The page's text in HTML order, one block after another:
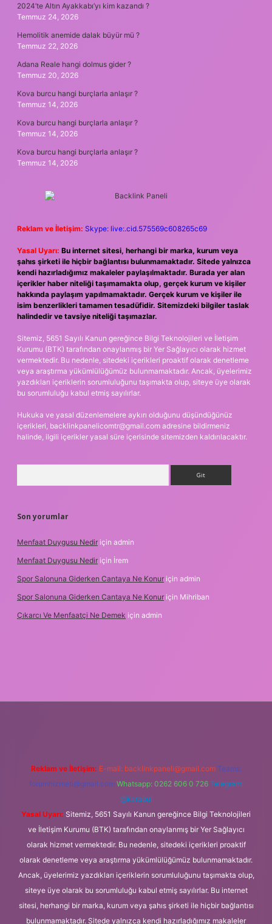
2024’te Altın Ayakkabı’yı kim kazandı ?
Temmuz 24, 2026
Hemolitik anemide dalak büyür mü ?
Temmuz 22, 2026
Adana Reale hangi dolmus gider ?
Temmuz 20, 2026
Kova burcu hangi burçlarla anlaşır ?
Temmuz 14, 2026
Kova burcu hangi burçlarla anlaşır ?
Temmuz 14, 2026
Kova burcu hangi burçlarla anlaşır ?
Temmuz 14, 2026
Reklam ve İletişim: Skype: live:.cid.575569c608265c69
Yasal Uyarı: Bu internet sitesi, herhangi bir marka, kurum veya
şahıs şirketi ile hiçbir bağlantısı bulunmamaktadır. Sitede yalnızca
kendi hazırladığımız makaleler paylaşılmaktadır. Burada yer alan
içerikler haber niteliği taşımamakta olup, gerçek kurum ve kişiler
hakkında paylaşım yapılmamaktadır. Gerçek kurum ve kişiler ile
isim benzerlikleri tamamen tesadüfidir. Sitemizdeki bilgiler taslak
halindedir ve tavsiye niteliği taşımazlar.
Sitemiz, 5651 Sayılı Kanun gereğince Bilgi Teknolojileri ve İletişim
Kurumu (BTK) tarafından onaylanmış bir Yer Sağlayıcı olarak hizmet
vermektedir. Bu nedenle, sitedeki içerikleri proaktif olarak denetleme
veya araştırma yükümlülüğümüz bulunmamaktadır. Ancak, üyelerimiz
yazdıkları içeriklerin sorumluluğunu taşımakta olup, siteye üye olarak
bu sorumluluğu kabul etmiş sayılırlar.
Hukuka ve yasal düzenlemelere aykırı olduğunu düşündüğünüz
içerikleri, backlinkpanelicomtr@gmail.com adresine bildirmeniz
halinde, ilgili içerikler yasal süre içerisinde sitemizden kaldırılacaktır.
Son yorumlar
Menfaat Duygusu Nedir için admin
Menfaat Duygusu Nedir için İrem
Spor Salonuna Giderken Cantaya Ne Konur için admin
Spor Salonuna Giderken Cantaya Ne Konur için Mihriban
Çıkarcı Ve Menfaatçi Ne Demek için admin
Reklam ve İletişim: E-mail: backlinkpaneli@gmail.com Teams:
forumhizmeti@gmail.com Whatsapp: 0262 606 0 726 Telegram:
@karabul
Yasal Uyarı: Sitemiz, 5651 Sayılı Kanun gereğince Bilgi Teknolojileri
ve İletişim Kurumu (BTK) tarafından onaylanmış bir Yer Sağlayıcı
olarak hizmet vermektedir. Bu nedenle, sitedeki içerikleri proaktif
olarak denetleme veya araştırma yükümlülüğümüz bulunmamaktadır.
Ancak, üyelerimiz yazdıkları içeriklerin sorumluluğunu taşımakta olup,
siteye üye olarak bu sorumluluğu kabul etmiş sayılırlar. Bu internet
sitesi, herhangi bir marka, kurum veya şahıs şirketi ile hiçbir bağlantısı
bulunmamaktadır. Sitede yalnızca kendi hazırladığımız makaleler